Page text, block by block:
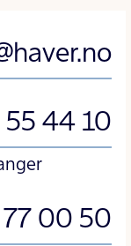
55 44 10
77 00 50